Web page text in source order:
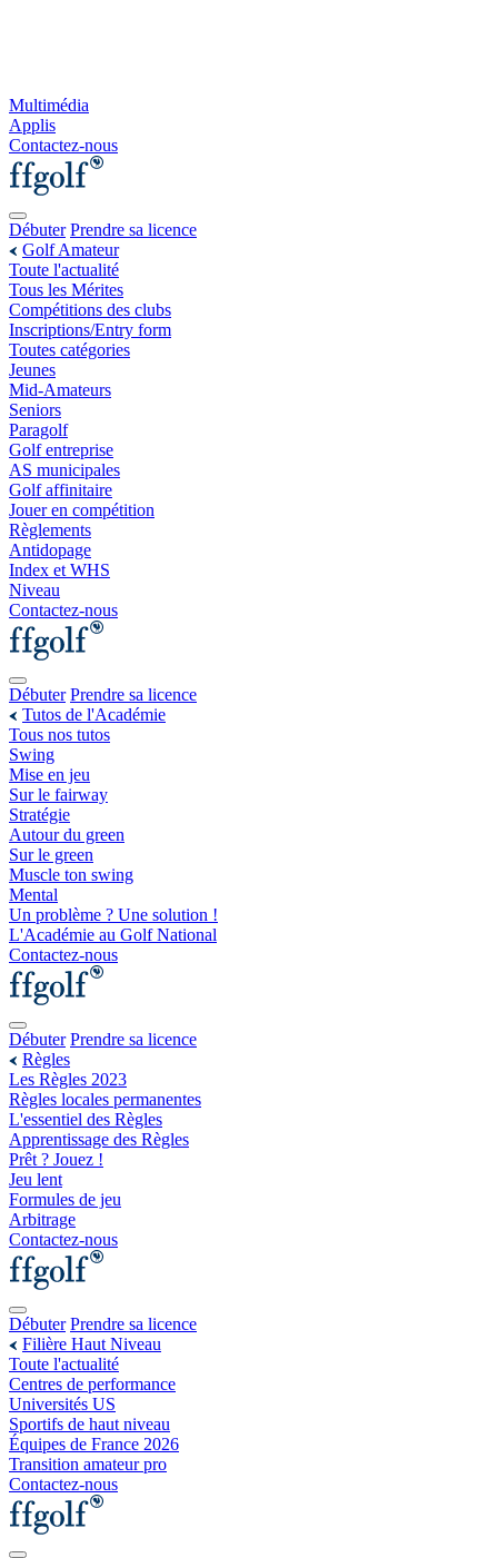
Multimédia
Applis
Contactez-nous
Débuter Prendre sa licence
Golf Amateur
Toute l'actualité
Tous les Mérites
Compétitions des clubs
Inscriptions/Entry form
Toutes catégories
Jeunes
Mid-Amateurs
Seniors
Paragolf
Golf entreprise
AS municipales
Golf affinitaire
Jouer en compétition
Règlements
Antidopage
Index et WHS
Niveau
Contactez-nous
Débuter Prendre sa licence
Tutos de l'Académie
Tous nos tutos
Swing
Mise en jeu
Sur le fairway
Stratégie
Autour du green
Sur le green
Muscle ton swing
Mental
Un problème ? Une solution !
L'Académie au Golf National
Contactez-nous
Débuter Prendre sa licence
Règles
Les Règles 2023
Règles locales permanentes
L'essentiel des Règles
Apprentissage des Règles
Prêt ? Jouez !
Jeu lent
Formules de jeu
Arbitrage
Contactez-nous
Débuter Prendre sa licence
Filière Haut Niveau
Toute l'actualité
Centres de performance
Universités US
Sportifs de haut niveau
Équipes de France 2026
Transition amateur pro
Contactez-nous